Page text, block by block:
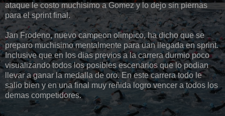
ataque le costo muchisimo a Gomez y lo dejo sin piernas
para el sprint final.
Jan Frodeno, nuevo campeon olimpico, ha dicho que se
preparo muchisimo mentalmente para uan llegada en sprint.
Inclusive que en los dias previos a la carrera durmio poco
visualizando todos los posibles escenarios que lo podian
llevar a ganar la medalla de oro. En este carrera todo le
salio bien y en una final muy reñida logro vencer a todos los
demas competidores.